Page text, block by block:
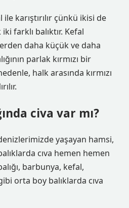
ile karıştırılır çünkü ikisi de
farklı balıktır. Kefal
daha küçük ve daha
parlak kırmızı bir
halk arasında kırmızı
civa var mı?
yaşayan hamsi,
cıva hemen hemen
barbunya, kefal,
orta boy balıklarda cıva